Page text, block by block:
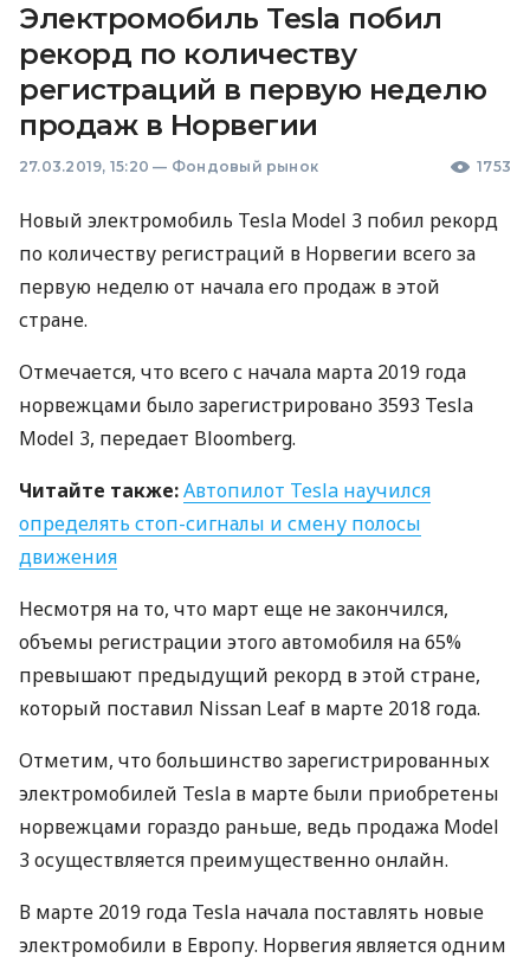
Электромобиль Tesla побил
рекорд по количеству
регистраций в первую неделю
продаж в Норвегии
27.03.2019, 15:20 — Фондовый рынок 1753
Новый электромобиль Tesla Model 3 побил рекорд
по количеству регистраций в Норвегии всего за
первую неделю от начала его продаж в этой
стране.
Отмечается, что всего с начала марта 2019 года
норвежцами было зарегистрировано 3593 Tesla
Model 3, передает Bloomberg.
Читайте также:Автопилот Tesla научился
определять стоп-сигналы и смену полосы
движения
Несмотря на то, что март еще не закончился,
объемы регистрации этого автомобиля на 65%
превышают предыдущий рекорд в этой стране,
который поставил Nissan Leaf в марте 2018 года.
Отметим, что большинство зарегистрированных
электромобилей Tesla в марте были приобретены
норвежцами гораздо раньше, ведь продажа Model
3 осуществляется преимущественно онлайн.
В марте 2019 года Tesla начала поставлять новые
электромобили в Европу. Норвегия является одним